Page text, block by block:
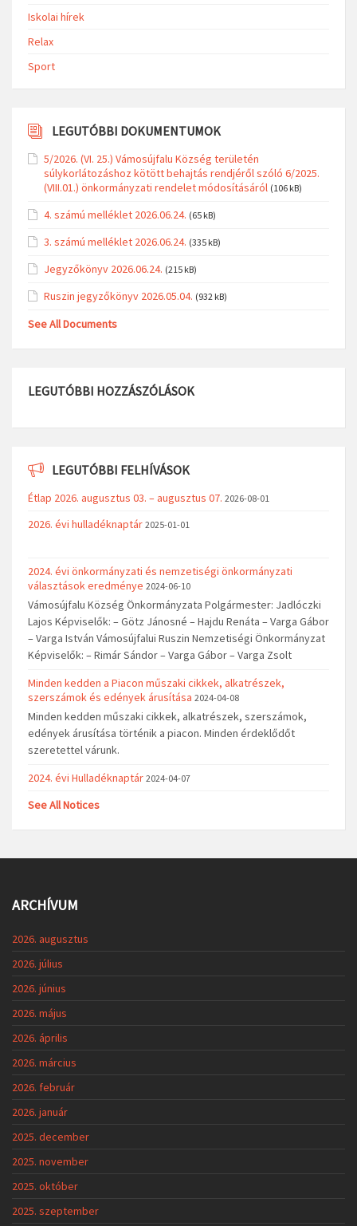
Iskolai hírek
Relax
Sport
LEGUTÓBBI DOKUMENTUMOK
5/2026. (VI. 25.) Vámosújfalu Község területén
súlykorlátozáshoz kötött behajtás rendjéről szóló 6/2025.
(VIII.01.) önkormányzati rendelet módosításáról (106 kB)
4. számú melléklet 2026.06.24. (65 kB)
3. számú melléklet 2026.06.24. (335 kB)
Jegyzőkönyv 2026.06.24. (215 kB)
Ruszin jegyzőkönyv 2026.05.04. (932 kB)
See All Documents
LEGUTÓBBI HOZZÁSZÓLÁSOK
LEGUTÓBBI FELHÍVÁSOK
Étlap 2026. augusztus 03. – augusztus 07. 2026-08-01
2026. évi hulladéknaptár 2025-01-01
2024. évi önkormányzati és nemzetiségi önkormányzati
választások eredménye 2024-06-10
Vámosújfalu Község Önkormányzata Polgármester: Jadlóczki
Lajos Képviselők: – Götz Jánosné – Hajdu Renáta – Varga Gábor
– Varga István Vámosújfalui Ruszin Nemzetiségi Önkormányzat
Képviselők: – Rimár Sándor – Varga Gábor – Varga Zsolt
Minden kedden a Piacon műszaki cikkek, alkatrészek,
szerszámok és edények árusítása 2024-04-08
Minden kedden műszaki cikkek, alkatrészek, szerszámok,
edények árusítása történik a piacon. Minden érdeklődőt
szeretettel várunk.
2024. évi Hulladéknaptár 2024-04-07
See All Notices
ARCHÍVUM
2026. augusztus
2026. július
2026. június
2026. május
2026. április
2026. március
2026. február
2026. január
2025. december
2025. november
2025. október
2025. szeptember